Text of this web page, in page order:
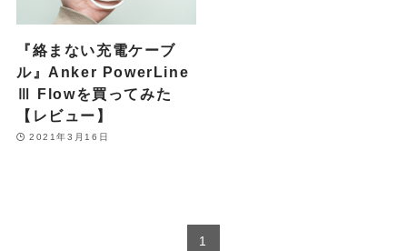
『絡まない充電ケーブ
ル』Anker PowerLine
Ⅲ Flowを買ってみた
【レビュー】
2021年3月16日
1